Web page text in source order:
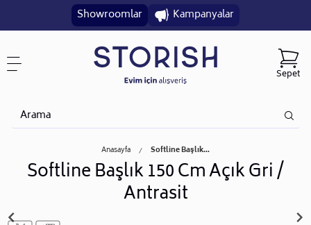
Showroomlar Kampanyalar
Sepet
Anasayfa Softline Başlık...
Softline Başlık 150 Cm Açık Gri /
Antrasit